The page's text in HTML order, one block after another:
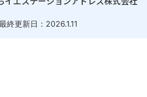
終更新日： 2026.1.11